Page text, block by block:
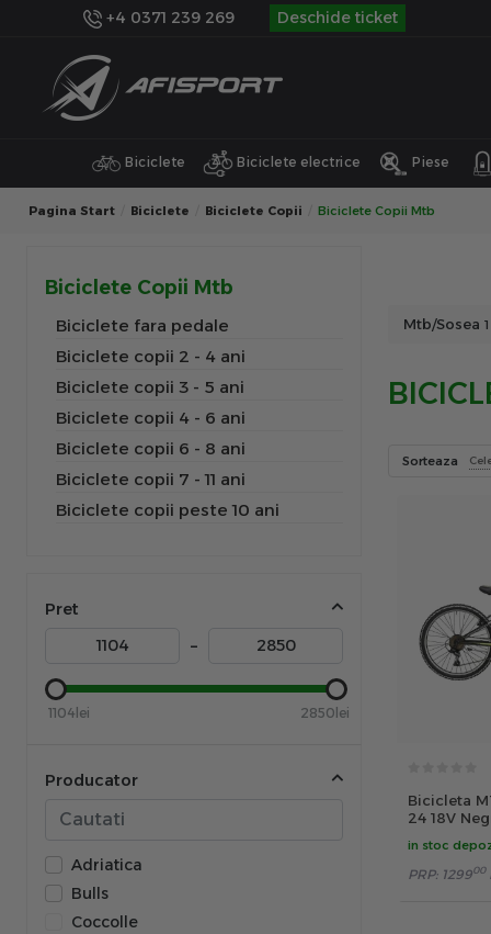
+4 0371 239 269 Deschide ticket
Biciclete Biciclete electrice Piese
Pagina Start Biciclete Biciclete Copii Biciclete Copii Mtb
Biciclete Copii Mtb
Biciclete fara pedale
Biciclete copii 2 - 4 ani
Biciclete copii 3 - 5 ani
Biciclete copii 4 - 6 ani
Biciclete copii 6 - 8 ani
Biciclete copii 7 - 11 ani
Biciclete copii peste 10 ani
Pret
–
1104lei 2850lei
Producator
Adriatica
Bulls
Coccolle
Mtb/Sosea 1
Sorteaza
Bicicleta
24 18V
in stoc
PRP: 129900